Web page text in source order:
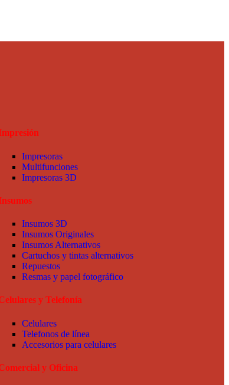
Impresoras
Multifunciones
Impresoras 3D
Insumos 3D
Insumos Originales
Insumos Alternativos
Cartuchos y tintas alternativos
Repuestos
Resmas y papel fotográfico
y Telefonía
Celulares
Telefonos de línea
Accesorios para celulares
y Oficina